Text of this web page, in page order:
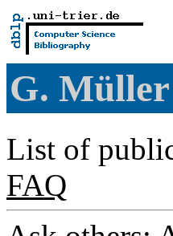
G. Müller
List of
FAQ